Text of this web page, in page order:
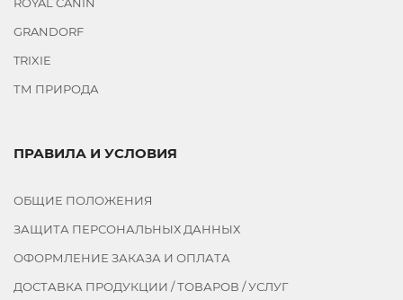
GRANDORF
TRIXIE
ТМ ПРИРОДА
ПРАВИЛА И УСЛОВИЯ
ОБЩИЕ ПОЛОЖЕНИЯ
ЗАЩИТА ПЕРСОНАЛЬНЫХ ДАННЫХ
ОФОРМЛЕНИЕ ЗАКАЗА И ОПЛАТА
ДОСТАВКА ПРОДУКЦИИ / ТОВАРОВ / УСЛУГ